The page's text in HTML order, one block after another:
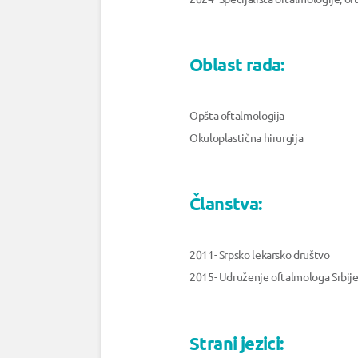
Oblast rada:
Opšta oftalmologija
Okuloplastična hirurgija
Članstva:
2011- Srpsko lekarsko društvo
2015- Udruženje oftalmologa Srbije
Strani jezici: